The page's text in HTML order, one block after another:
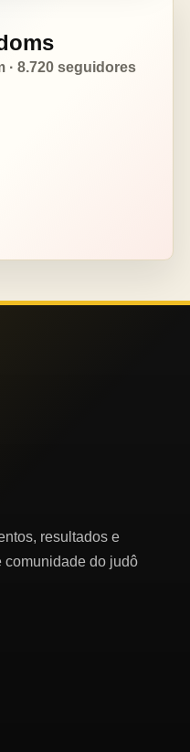
· 8.720 seguidores
resultados e
comunidade do judô